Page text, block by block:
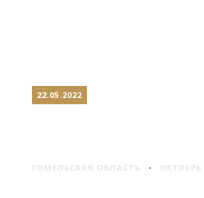
22.05.2022
ГОМЕЛЬСКАЯ ОБЛАСТЬ ОКТЯБРЬ